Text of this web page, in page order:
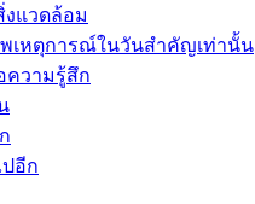
งแวดล้อม
พเหตุการณ์ในวันสำคัญเท่านั้น
ความรู้สึก
อีก